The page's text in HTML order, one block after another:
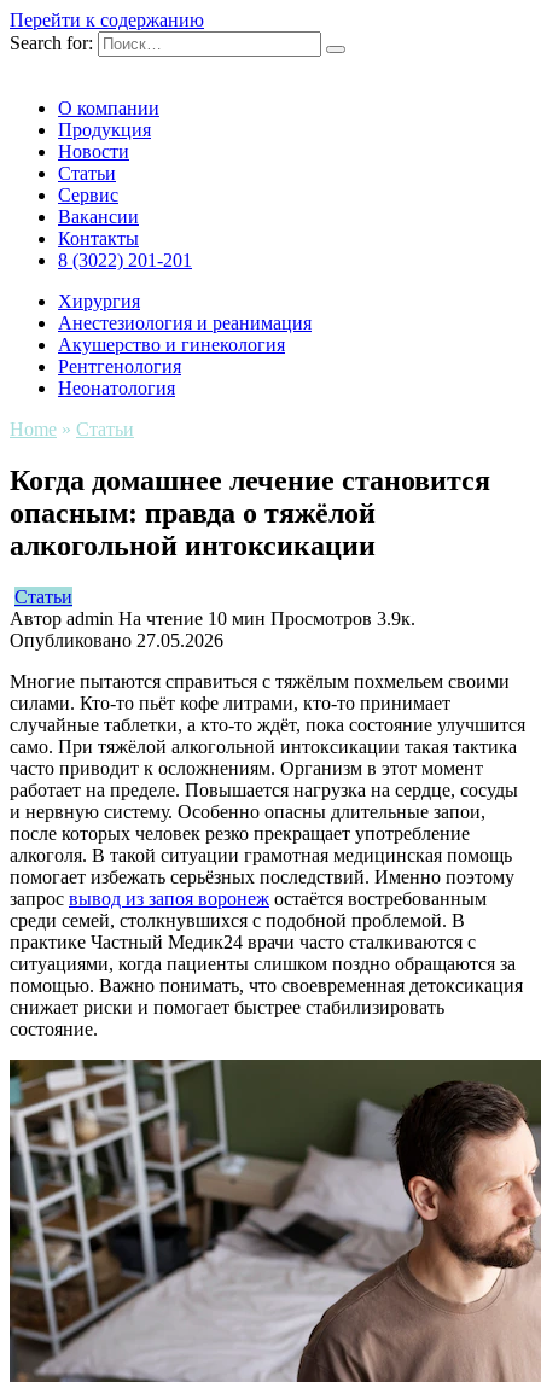
Перейти к содержанию
Search for:
О компании
Продукция
Новости
Статьи
Сервис
Вакансии
Контакты
8 (3022) 201-201
Хирургия
Анестезиология и реанимация
Акушерство и гинекология
Рентгенология
Неонатология
Home » Статьи
Когда домашнее лечение становится
опасным: правда о тяжёлой
алкогольной интоксикации
Статьи
Автор admin На чтение 10 мин Просмотров 3.9к.
Опубликовано 27.05.2026
Многие пытаются справиться с тяжёлым похмельем своими
силами. Кто-то пьёт кофе литрами, кто-то принимает
случайные таблетки, а кто-то ждёт, пока состояние улучшится
само. При тяжёлой алкогольной интоксикации такая тактика
часто приводит к осложнениям. Организм в этот момент
работает на пределе. Повышается нагрузка на сердце, сосуды
и нервную систему. Особенно опасны длительные запои,
после которых человек резко прекращает употребление
алкоголя. В такой ситуации грамотная медицинская помощь
помогает избежать серьёзных последствий. Именно поэтому
запрос вывод из запоя воронеж остаётся востребованным
среди семей, столкнувшихся с подобной проблемой. В
практике Частный Медик24 врачи часто сталкиваются с
ситуациями, когда пациенты слишком поздно обращаются за
помощью. Важно понимать, что своевременная детоксикация
снижает риски и помогает быстрее стабилизировать
состояние.